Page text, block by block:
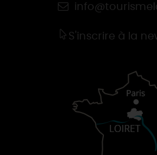
S'inscrire à la